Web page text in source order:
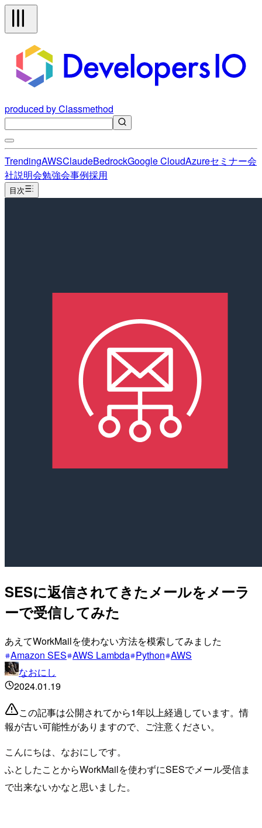
produced by Classmethod
TrendingAWSClaudeBedrockGoogle CloudAzureセミナー会
社説明会勉強会事例採用
目次
SESに返信されてきたメールをメーラ
ーで受信してみた
あえてWorkMailを使わない方法を模索してみました
Amazon SES AWS Lambda Python AWS
なおにし
2024.01.19
この記事は公開されてから1年以上経過しています。情
報が古い可能性がありますので、ご注意ください。
こんにちは、なおにしです。
ふとしたことからWorkMailを使わずにSESでメール受信ま
で出来ないかなと思いました。